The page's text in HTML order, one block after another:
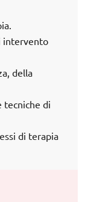
intervento
della
tecniche di
di terapia